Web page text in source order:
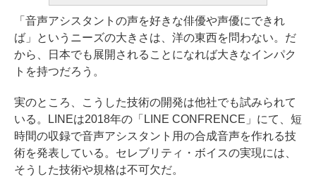
「音声アシスタントの声を好きな俳優や声優にできれ
ば」というニーズの大きさは、洋の東西を問わない。だ
から、日本でも展開されることになれば大きなインパク
トを持つだろう。
実のところ、こうした技術の開発は他社でも試みられて
いる。LINEは2018年の「LINE CONFRENCE」にて、短
時間の収録で音声アシスタント用の合成音声を作れる技
術を発表している。セレブリティ・ボイスの実現には、
そうした技術や規格は不可欠だ。